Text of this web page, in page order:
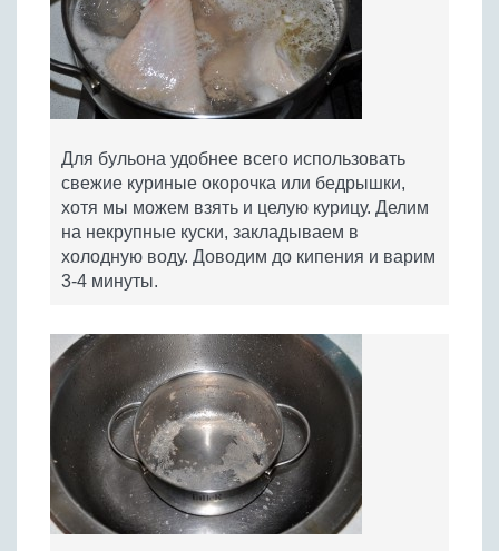
Для бульона удобнее всего использовать
свежие куриные окорочка или бедрышки,
хотя мы можем взять и целую курицу. Делим
на некрупные куски, закладываем в
холодную воду. Доводим до кипения и варим
3-4 минуты.